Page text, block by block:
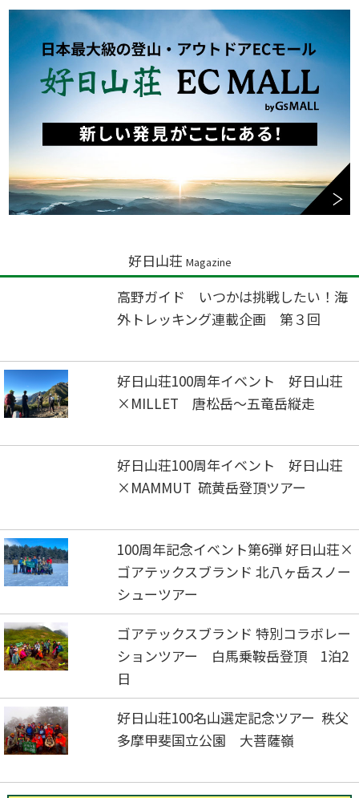
好日山荘 Magazine
高野ガイド いつかは挑戦したい！海
外トレッキング連載企画 第３回
好日山荘100周年イベント 好日山荘
×MILLET 唐松岳～五竜岳縦走
好日山荘100周年イベント 好日山荘
×MAMMUT 硫黄岳登頂ツアー
100周年記念イベント第6弾 好日山荘×
ゴアテックスブランド 北八ヶ岳スノー
シューツアー
ゴアテックスブランド 特別コラボレー
ションツアー 白馬乗鞍岳登頂 1泊2
日
好日山荘100名山選定記念ツアー 秩父
多摩甲斐国立公園 大菩薩嶺